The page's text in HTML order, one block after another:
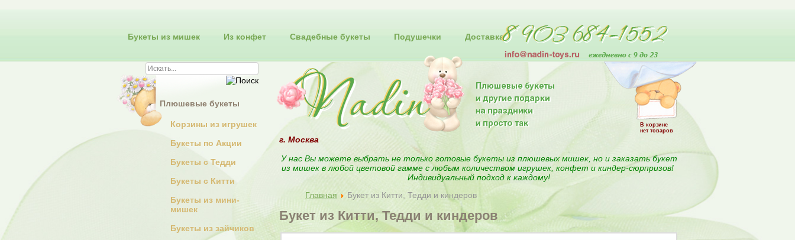
Букеты из мишек Из конфет Свадебные букеты Подушечки Доставка
В корзине
нет товаров
Плюшевые букеты
Корзины из игрушек
Букеты по Акции
Букеты с Тедди
Букеты с Китти
Букеты из мини-
мишек
Букеты из зайчиков
г. Москва
У нас Вы можете выбрать не только готовые букеты из плюшевых мишек, но и заказать букет
из мишек в любой цветовой гамме с любым количеством игрушек, конфет и киндер-сюрпризов!
Индивидуальный подход к каждому!
Главная
Букет из Китти, Тедди и киндеров
Букет из Китти, Тедди и киндеров